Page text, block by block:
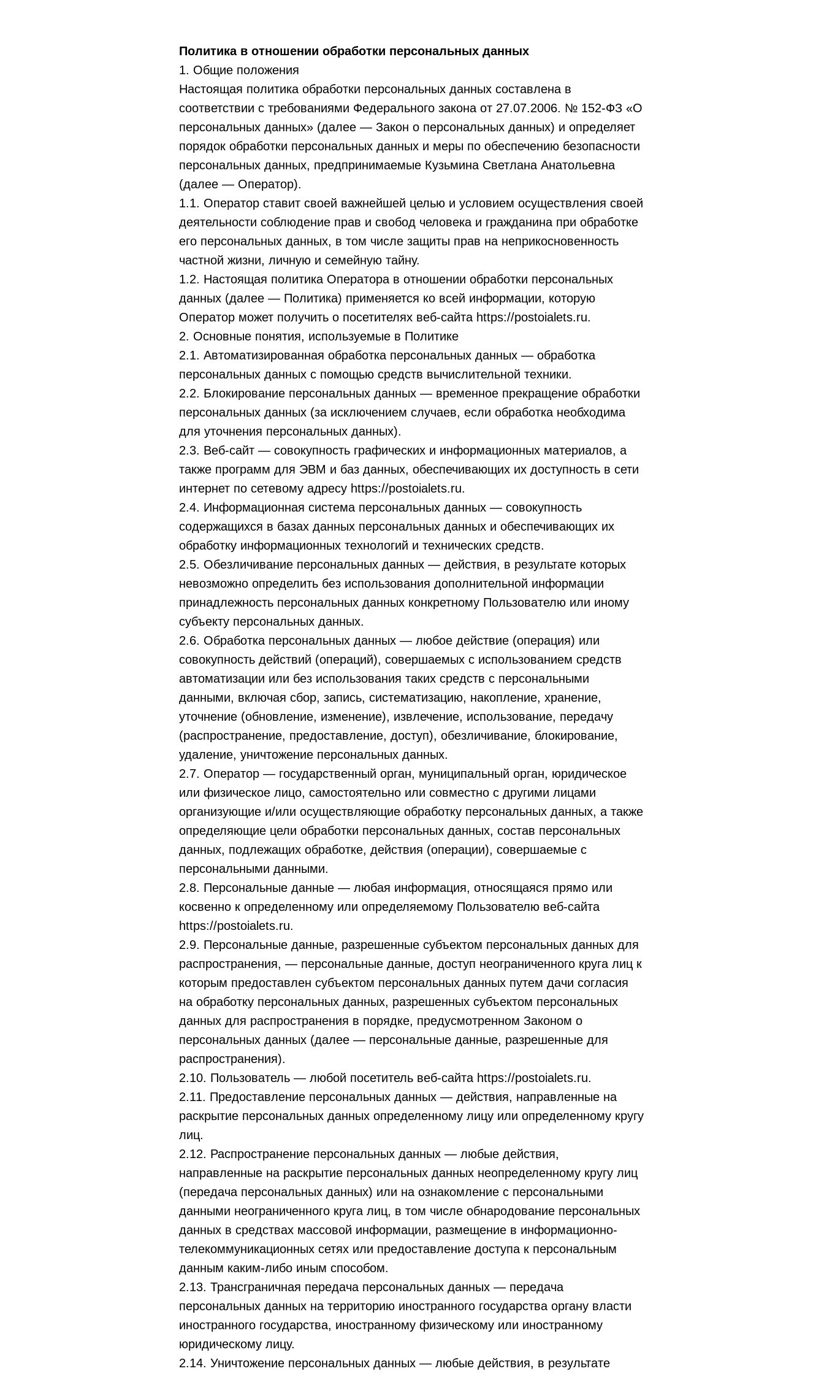
Политика в отношении обработки персональных данных
1. Общие положения
Настоящая политика обработки персональных данных составлена в
соответствии с требованиями Федерального закона от 27.07.2006. № 152-ФЗ «О
персональных данных» (далее — Закон о персональных данных) и определяет
порядок обработки персональных данных и меры по обеспечению безопасности
персональных данных, предпринимаемые Кузьмина Светлана Анатольевна
(далее — Оператор).
1.1. Оператор ставит своей важнейшей целью и условием осуществления своей
деятельности соблюдение прав и свобод человека и гражданина при обработке
его персональных данных, в том числе защиты прав на неприкосновенность
частной жизни, личную и семейную тайну.
1.2. Настоящая политика Оператора в отношении обработки персональных
данных (далее — Политика) применяется ко всей информации, которую
Оператор может получить о посетителях веб-сайта https://postoialets.ru.
2. Основные понятия, используемые в Политике
2.1. Автоматизированная обработка персональных данных — обработка
персональных данных с помощью средств вычислительной техники.
2.2. Блокирование персональных данных — временное прекращение обработки
персональных данных (за исключением случаев, если обработка необходима
для уточнения персональных данных).
2.3. Веб-сайт — совокупность графических и информационных материалов, а
также программ для ЭВМ и баз данных, обеспечивающих их доступность в сети
интернет по сетевому адресу https://postoialets.ru.
2.4. Информационная система персональных данных — совокупность
содержащихся в базах данных персональных данных и обеспечивающих их
обработку информационных технологий и технических средств.
2.5. Обезличивание персональных данных — действия, в результате которых
невозможно определить без использования дополнительной информации
принадлежность персональных данных конкретному Пользователю или иному
субъекту персональных данных.
2.6. Обработка персональных данных — любое действие (операция) или
совокупность действий (операций), совершаемых с использованием средств
автоматизации или без использования таких средств с персональными
данными, включая сбор, запись, систематизацию, накопление, хранение,
уточнение (обновление, изменение), извлечение, использование, передачу
(распространение, предоставление, доступ), обезличивание, блокирование,
удаление, уничтожение персональных данных.
2.7. Оператор — государственный орган, муниципальный орган, юридическое
или физическое лицо, самостоятельно или совместно с другими лицами
организующие и/или осуществляющие обработку персональных данных, а также
определяющие цели обработки персональных данных, состав персональных
данных, подлежащих обработке, действия (операции), совершаемые с
персональными данными.
2.8. Персональные данные — любая информация, относящаяся прямо или
косвенно к определенному или определяемому Пользователю веб-сайта
https://postoialets.ru.
2.9. Персональные данные, разрешенные субъектом персональных данных для
распространения, — персональные данные, доступ неограниченного круга лиц к
которым предоставлен субъектом персональных данных путем дачи согласия
на обработку персональных данных, разрешенных субъектом персональных
данных для распространения в порядке, предусмотренном Законом о
персональных данных (далее — персональные данные, разрешенные для
распространения).
2.10. Пользователь — любой посетитель веб-сайта https://postoialets.ru.
2.11. Предоставление персональных данных — действия, направленные на
раскрытие персональных данных определенному лицу или определенному кругу
лиц.
2.12. Распространение персональных данных — любые действия,
направленные на раскрытие персональных данных неопределенному кругу лиц
(передача персональных данных) или на ознакомление с персональными
данными неограниченного круга лиц, в том числе обнародование персональных
данных в средствах массовой информации, размещение в информационно-
телекоммуникационных сетях или предоставление доступа к персональным
данным каким-либо иным способом.
2.13. Трансграничная передача персональных данных — передача
персональных данных на территорию иностранного государства органу власти
иностранного государства, иностранному физическому или иностранному
юридическому лицу.
2.14. Уничтожение персональных данных — любые действия, в результате